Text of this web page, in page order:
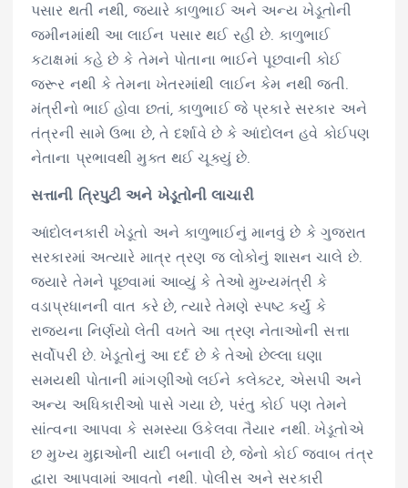
પસાર થતી નથી, જ્યારે કાળુભાઈ અને અન્ય ખેડૂતોની
જમીનમાંથી આ લાઈન પસાર થઈ રહી છે. કાળુભાઈ
કટાક્ષમાં કહે છે કે તેમને પોતાના ભાઈને પૂછવાની કોઈ
જરૂર નથી કે તેમના ખેતરમાંથી લાઈન કેમ નથી જતી.
મંત્રીનો ભાઈ હોવા છતાં, કાળુભાઈ જે પ્રકારે સરકાર અને
તંત્રની સામે ઉભા છે, તે દર્શાવે છે કે આંદોલન હવે કોઈપણ
નેતાના પ્રભાવથી મુક્ત થઈ ચૂક્યું છે.
સત્તાની ત્રિપુટી અને ખેડૂતોની લાચારી
આંદોલનકારી ખેડૂતો અને કાળુભાઈનું માનવું છે કે ગુજરાત
સરકારમાં અત્યારે માત્ર ત્રણ જ લોકોનું શાસન ચાલે છે.
જ્યારે તેમને પૂછવામાં આવ્યું કે તેઓ મુખ્યમંત્રી કે
વડાપ્રધાનની વાત કરે છે, ત્યારે તેમણે સ્પષ્ટ કર્યું કે
રાજ્યના નિર્ણયો લેતી વખતે આ ત્રણ નેતાઓની સત્તા
સર્વોપરી છે. ખેડૂતોનું આ દર્દ છે કે તેઓ છેલ્લા ઘણા
સમયથી પોતાની માંગણીઓ લઈને કલેક્ટર, એસપી અને
અન્ય અધિકારીઓ પાસે ગયા છે, પરંતુ કોઈ પણ તેમને
સાંત્વના આપવા કે સમસ્યા ઉકેલવા તૈયાર નથી. ખેડૂતોએ
છ મુખ્ય મુદ્દાઓની યાદી બનાવી છે, જેનો કોઈ જવાબ તંત્ર
દ્વારા આપવામાં આવતો નથી. પોલીસ અને સરકારી